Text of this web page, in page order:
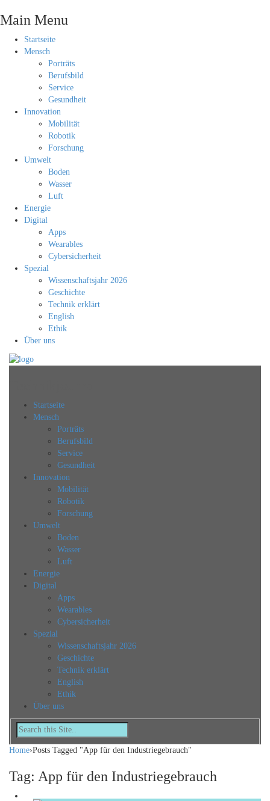
Main Menu
Startseite
Mensch
Porträts
Berufsbild
Service
Gesundheit
Innovation
Mobilität
Robotik
Forschung
Umwelt
Boden
Wasser
Luft
Energie
Digital
Apps
Wearables
Cybersicherheit
Spezial
Wissenschaftsjahr 2026
Geschichte
Technik erklärt
English
Ethik
Über uns
Startseite
Mensch
Porträts
Berufsbild
Service
Gesundheit
Innovation
Mobilität
Robotik
Forschung
Umwelt
Boden
Wasser
Luft
Energie
Digital
Apps
Wearables
Cybersicherheit
Spezial
Wissenschaftsjahr 2026
Geschichte
Technik erklärt
English
Ethik
Über uns
Home›Posts Tagged "App für den Industriegebrauch"
Tag: App für den Industriegebrauch